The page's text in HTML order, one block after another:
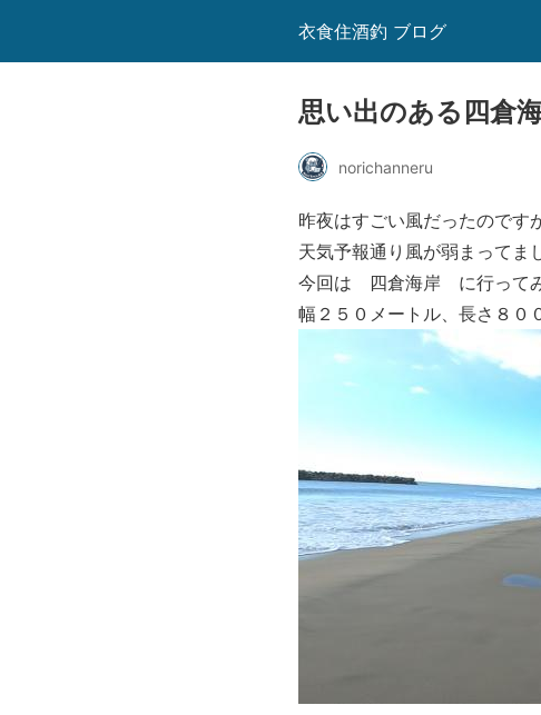
衣食住酒釣 ブログ
思い出のある四倉
norichanneru
昨夜はすごい風だったのです
天気予報通り風が弱まってま
今回は 四倉海岸 に行って
幅２５０メートル、長さ８０